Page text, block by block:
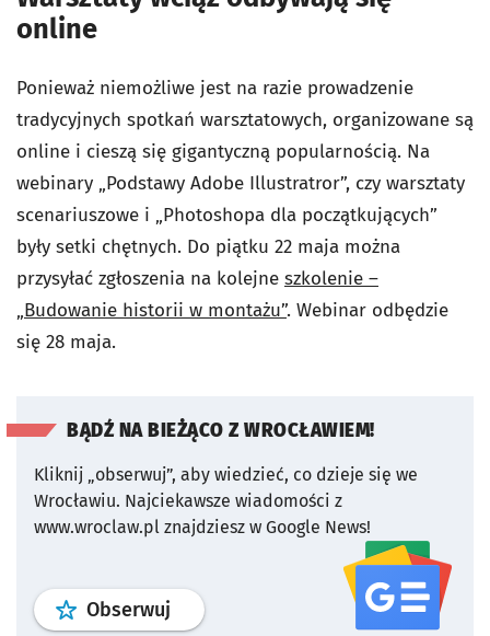
online
Ponieważ niemożliwe jest na razie prowadzenie
tradycyjnych spotkań warsztatowych, organizowane są
online i cieszą się gigantyczną popularnością. Na
webinary „Podstawy Adobe Illustratror”, czy warsztaty
scenariuszowe i „Photoshopa dla początkujących”
były setki chętnych. Do piątku 22 maja można
przysyłać zgłoszenia na kolejne szkolenie –
„Budowanie historii w montażu”. Webinar odbędzie
się 28 maja.
BĄDŹ NA BIEŻĄCO Z WROCŁAWIEM!
Kliknij „obserwuj”, aby wiedzieć, co dzieje się we
Wrocławiu. Najciekawsze wiadomości z
www.wroclaw.pl znajdziesz w Google News!
Obserwuj profil serwisu